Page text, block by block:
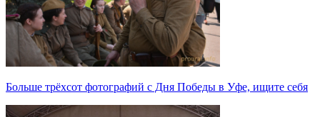
Больше трёхсот фотографий с Дня Победы в Уфе, ищите себя